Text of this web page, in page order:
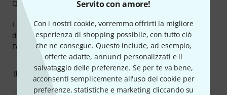
Servito con amore!
Con i nostri cookie, vorremmo offrirti la migliore
esperienza di shopping possibile, con tutto ciò
che ne consegue. Questo include, ad esempio,
offerte adatte, annunci personalizzati e il
salvataggio delle preferenze. Se per te va bene,
acconsenti semplicemente all'uso dei cookie per
preferenze, statistiche e marketing cliccando su
I needed a smaller-diameter snare that could still sound as
deep as standard 14" and this one definitely does the job!
For this price it is a nice addition to my collection.
Qualità
0 SEGNALA UN ABUSO